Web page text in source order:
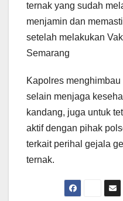
ternak yang sudah
menjamin dan
setelah melakukan
Semarang
Kapolres
selain menjaga
kandang, juga untuk
aktif dengan pihak
terkait perihal gejala
ternak.